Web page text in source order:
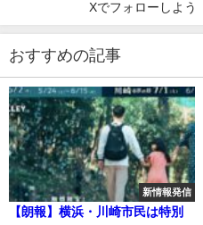
Xでフォローしよう
おすすめの記事
新情報発信
【朗報】横浜・川崎市民は特別